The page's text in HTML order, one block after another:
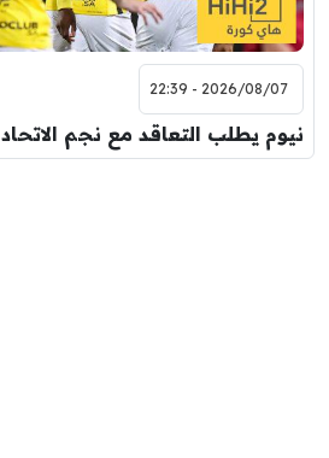
2026/08/07 - 22:39
نيوم يطلب التعاقد مع نجم الاتحاد